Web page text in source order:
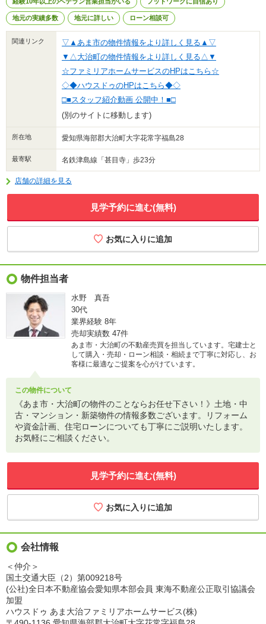
地元の実績多数 地元に詳しい ローン相談可
関連リンク
▽▲あま市の物件情報をより詳しく見る▲▽
▼△大治町の物件情報をより詳しく見る△▼
☆ファミリアホームサービスのHPはこちら☆
◇◆ハウスドゥのHPはこちら◆◇
□■スタッフ紹介動画 公開中！■□
(別のサイトに移動します)
所在地 愛知県海部郡大治町大字花常字福島28
最寄駅 名鉄津島線「甚目寺」歩23分
店舗の詳細を見る
見学予約に進む(無料)
物件担当者
水野 真吾
30代
業界経験 8年
売却実績数 47件
あま市・大治町の不動産売買を担当しています。宅建士と
して購入・売却・ローン相談・相続まで丁寧に対応し、お
客様に最適なご提案を心がけています。
この物件について
《あま市・大治町の物件のことならお任せ下さい！》土地・中
古・マンション・新築物件の情報多数ございます。リフォーム
や資金計画、住宅ローンについても丁寧にご説明いたします。
お気軽にご相談ください。
見学予約に進む(無料)
会社情報
＜仲介＞
国土交通大臣（2）第009218号
(公社)全日本不動産協会愛知県本部会員 東海不動産公正取引協議会
加盟
ハウスドゥ あま大治ファミリアホームサービス(株)